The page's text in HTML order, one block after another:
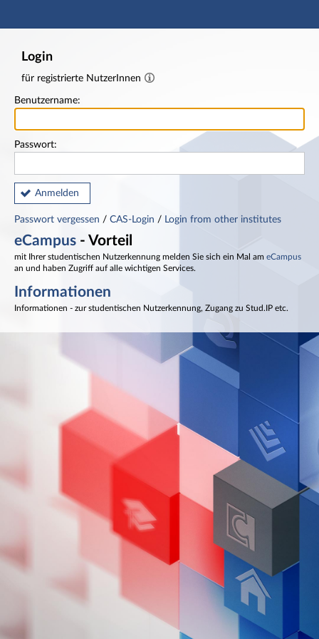
Hauptnavigation
Login
für registrierte NutzerInnen
Benutzername:
Passwort:
Anmelden
Passwort vergessen / CAS-Login / Login from other institutes
eCampus - Vorteil
mit Ihrer studentischen Nutzerkennung melden Sie sich ein Mal am eCampus
an und haben Zugriff auf alle wichtigen Services.
Informationen
Informationen - zur studentischen Nutzerkennung, Zugang zu Stud.IP etc.